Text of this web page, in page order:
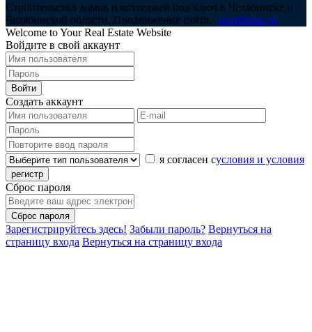
Строительство домов и коттеджей под ключ в Челябинске и
Челябинской области. Продвижение сайта - seoaffiliate.ru
Welcome to Your Real Estate Website
Войдите в свой аккаунт
Войти
Создать аккаунт
я согласен сусловия и условия
регистр
Сброс пароля
Сброс пароля
Зарегистрируйтесь здесь! Забыли пароль? Вернуться на
страницу входа Вернуться на страницу входа